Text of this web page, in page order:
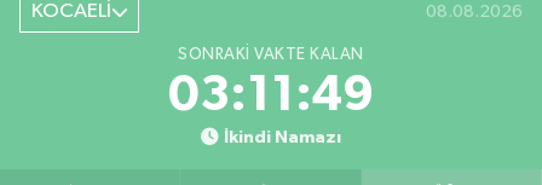
KOCAELİ 08.08.2026
SONRAKI VAKTE KALAN
03:11:48
İkindi Namazı